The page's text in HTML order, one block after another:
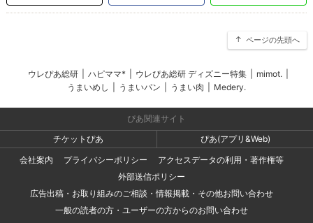
ページの先頭へ
ウレぴあ総研 ハピママ* ウレぴあ総研 ディズニー特集 mimot.
うまいめし
うまいパン うまい肉 Medery.
ぴあ関連サイト
チケットぴあ
ぴあ(アプリ&Web)
会社案内
プライバシーポリシー
アクセスデータの利用・著作権等
外部送信ポリシー
広告出稿・お取り組みのご相談・情報掲載・その他お問い合わせ
一般の読者の方・ユーザーの方からのお問い合わせ